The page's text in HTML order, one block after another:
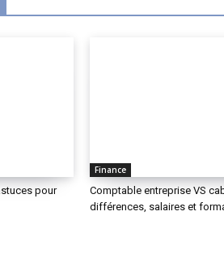
pour
Finance
Comptable entreprise VS
différences, salaires et